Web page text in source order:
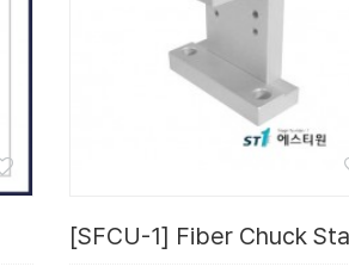
[SFCU-1] Fiber Chuck